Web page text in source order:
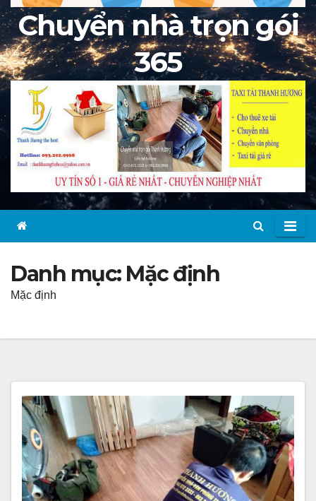
Chuyển nhà trọn gói
365
Danh mục: Mặc định
Mặc định